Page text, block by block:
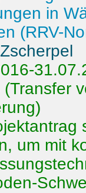
in
(RRV-
um mit